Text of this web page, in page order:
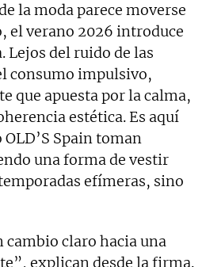
la moda parece moverse
el verano 2026 introduce
Lejos del ruido de las
consumo impulsivo,
que apuesta por la calma,
estética. Es aquí
Spain toman
una forma de vestir
efímeras, sino
cambio claro hacia una
explican desde la firma.